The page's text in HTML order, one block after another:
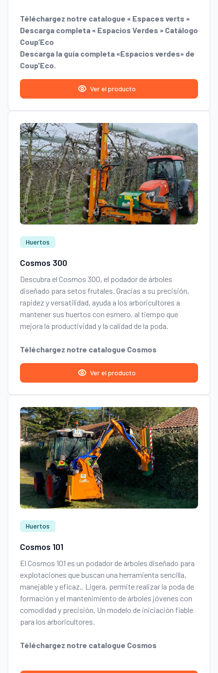
Téléchargez notre catalogue « Espaces verts »
Descarga completa « Espacios Verdes » Catálogo
Coup’Eco
Descarga la guía completa «Espacios verdes» de
Coup'Eco.
Ver el producto
Huertos
Cosmos 300
Descubra el Cosmos 300, el podador de árboles
diseñado para setos frutales. Gracias a su precisión,
rapidez y versatilidad, ayuda a los arboricultores a
mantener sus huertos con esmero, al tiempo que
mejora la productividad y la calidad de la poda.
Téléchargez notre catalogue Cosmos
Ver el producto
Huertos
Cosmos 101
El Cosmos 101 es un podador de árboles diseñado para
explotaciones que buscan una herramienta sencilla,
manejable y eficaz.. Ligera, permite realizar la poda de
formación y el mantenimiento de árboles jóvenes con
comodidad y precisión. Un modelo de iniciación fiable
para los arboricultores.
Téléchargez notre catalogue Cosmos